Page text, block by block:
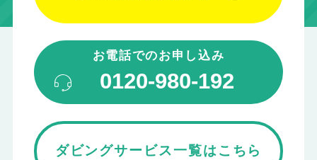
お電話でのお申し込み
0120-980-192
ダビングサービス一覧はこちら